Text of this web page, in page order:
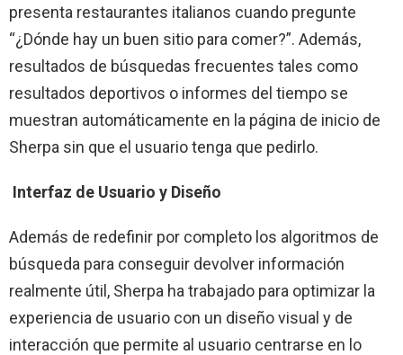
presenta restaurantes italianos cuando pregunte
“¿Dónde hay un buen sitio para comer?”. Además,
resultados de búsquedas frecuentes tales como
resultados deportivos o informes del tiempo se
muestran automáticamente en la página de inicio de
Sherpa sin que el usuario tenga que pedirlo.
Interfaz de Usuario y Diseño
Además de redefinir por completo los algoritmos de
búsqueda para conseguir devolver información
realmente útil, Sherpa ha trabajado para optimizar la
experiencia de usuario con un diseño visual y de
interacción que permite al usuario centrarse en lo